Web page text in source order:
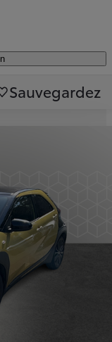
Sauvegardez